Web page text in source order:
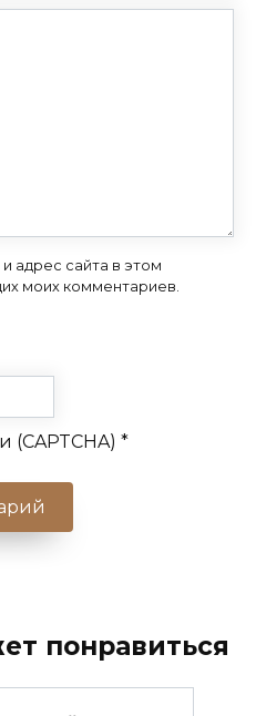
адрес сайта в этом
моих комментариев.
(CAPTCHA) *
понравиться